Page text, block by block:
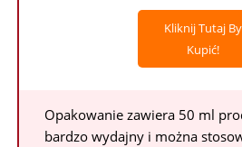
Kliknij Tutaj By
Kupić!
Opakowanie zawiera 50 ml
bardzo wydajny i można